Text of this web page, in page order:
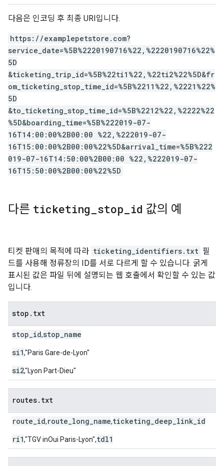
다음은 인코딩 후 최종 URI입니다.
https://examplepetstore.com?
service_date=%5B%2220190716%22,%2220190716%22%
5D
&ticketing_trip_id=%5B%22ti1%22,%22ti2%22%5D&fr
om_ticketing_stop_time_id=%5B%2211%22,%2221%22%
5D
&to_ticketing_stop_time_id=%5B%2212%22,%2222%22
%5D&boarding_time=%5B%222019-07-
16T14:00:00%2B00:00 %22,%222019-07-
16T15:00:00%2B00:00%22%5D&arrival_time=%5B%222
019-07-16T14:50:00%2B00:00 %22,%222019-07-
16T15:50:00%2B00:00%22%5D
다른 ticketing stop id 값의 예
티켓 판매의 목적에 따라 ticketing_identifiers.txt 필
드를 사용해 정류장의 ID를 서로 다르게 할 수 있습니다. 굵게
표시된 값은 파일 뒤에 설명되는 웹 호출에서 확인할 수 있는 값
입니다.
stop . txt
stop_id,stop_name
si1,"Paris Gare-de-Lyon"
si2,"Lyon Part-Dieu"
routes. txt
route_id,route_long_name,ticketing_deep_link_id
ri1,"TGV inOui Paris-Lyon",tdl1